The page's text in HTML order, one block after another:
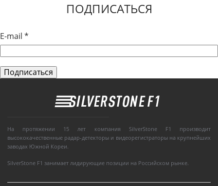
ПОДПИСАТЬСЯ
E-mail *
На протяжении 15 лет компания SilverStone F1 производит
высококачественные радар-детекторы и видеорегистраторы на крупнейших
заводах Южной Кореи.
SilverStone F1 занимает лидирующие позиции на Российском рынке.